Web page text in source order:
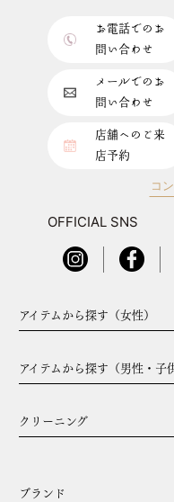
お電話でのお
問い合わせ
メールでのお
問い合わせ
店舗へのご来
店予約
コ
OFFICIAL SNS
アイテムから探す（女性）
アイテムから探す（男性・子
クリーニング
ブランド